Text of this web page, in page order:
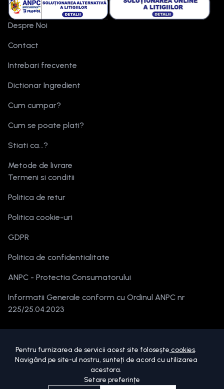
Despre Noi
Contact
Intrebari frecvente
Dictionar Ingredient
Cum cumpar?
Cum se poate plati?
Stiati ca...?
Metode de livrare
Termeni si conditii
Politica de retur
Politica cookie-uri
GDPR
Politica de confidentialitate
ANPC - Protectia Consumatorului
Informatii Generale conform cu Ordinul ANPC nr
225/25.04.2023
beautymania.ro.
Pentru furnizarea de servicii acest site folosește cookies.
Navigând pe site-ul nostru, sunteți de acord cu utilizarea
acestora.
Setare preferințe